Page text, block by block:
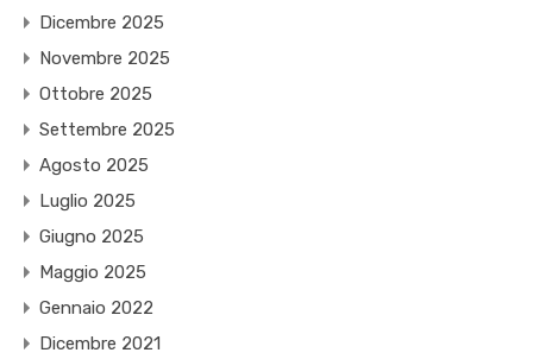
Dicembre 2025
Novembre 2025
Ottobre 2025
Settembre 2025
Agosto 2025
Luglio 2025
Giugno 2025
Maggio 2025
Gennaio 2022
Dicembre 2021